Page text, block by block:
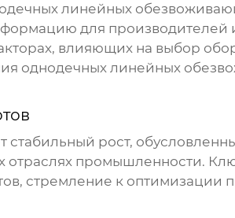
линейных
для производителей
влияющих на выбор
однодечных линейных
стабильный рост,
отраслях промышленности.
стремление к оптимизации